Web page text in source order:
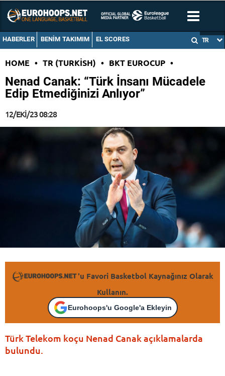
HABERLER BENIM TAKIMIM EL SCORES TR
HOME • TR (TURKISH) • BKT EUROCUP •
Nenad Canak: “Türk İnsanı Mücadele
Edip Etmediğinizi Anlıyor”
12/EKI/23 08:28
'u Favori Basketbol Kaynağınız Olarak
Kullanın.
Eurohoops'u Google'a Ekleyin
Türk Telekom koçu Nenad Canak açıklamalarda
bulundu.